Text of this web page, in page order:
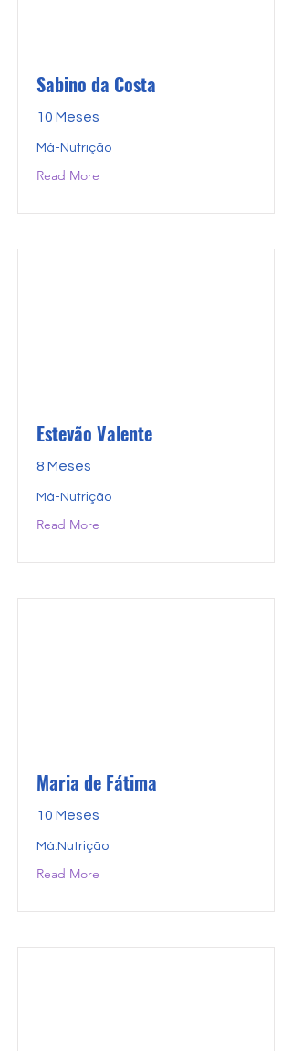
Sabino da Costa
10 Meses
Má-Nutrição
Read More
Estevão Valente
8 Meses
Má-Nutrição
Read More
Maria de Fátima
10 Meses
Má.Nutrição
Read More